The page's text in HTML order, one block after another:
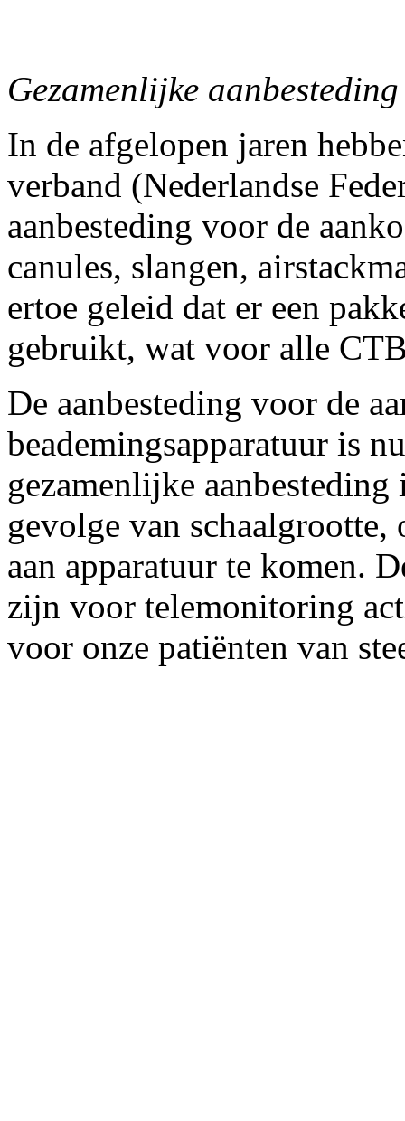
Gezamenlijke aanbesteding
In de afgelopen jaren
verband (Nederlandse
aanbesteding voor de
canules, slangen,
ertoe geleid dat er een
gebruikt, wat voor alle
De aanbesteding voor de
beademingsapparatuur is
gezamenlijke
gevolge van
aan apparatuur te komen.
zijn voor telemonitoring
voor onze patiënten van